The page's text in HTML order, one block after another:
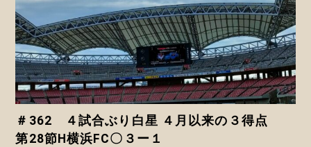
＃362 ４試合ぶり白星 ４月以来の３得点
第28節H横浜FC〇３ー１